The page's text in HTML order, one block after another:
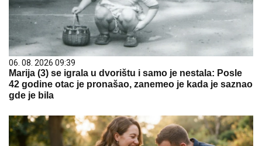
06. 08. 2026 09:39
Marija (3) se igrala u dvorištu i samo je nestala: Posle
42 godine otac je pronašao, zanemeo je kada je saznao
gde je bila